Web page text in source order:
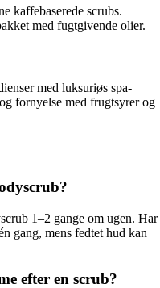
kaffebaserede scrubs.
med fugtgivende olier.
med luksuriøs spa-
fornyelse med frugtsyrer og
1–2 gange om ugen. Har
gang, mens fedtet hud kan
efter en scrub?